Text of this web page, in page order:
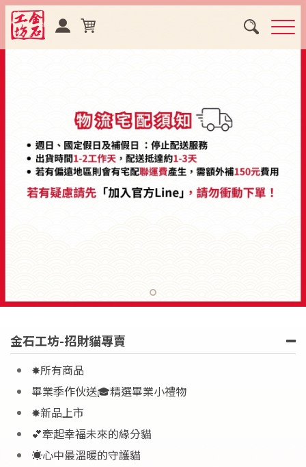
金石工坊-招財貓專賣
✸所有商品
畢業季作伙送🎓精選畢業小禮物
✸新品上市
💕牽起幸福未來的緣分貓
☀️心中最溫暖的守護貓